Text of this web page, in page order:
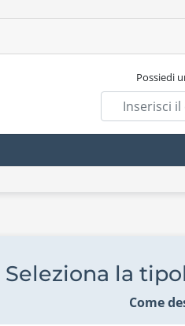
Possiedi
Seleziona la
Come